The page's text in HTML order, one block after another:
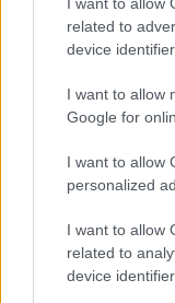
I want to allow
related to
device
I want to allow
Google for
I want to allow
personalized
I want to allow
related to
device
νεκροψία -
Σύμφωνα με
«αυτή την ώρα
συγκεκριμένο
πρωτόκολλο
ταυτότητας
δούμε εάν
πρόσθεσε.